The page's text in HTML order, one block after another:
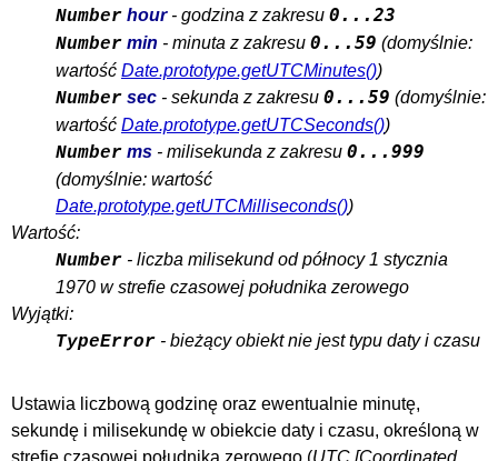
Number hour- godzina z zakresu 0...23
Number min - minuta z zakresu 0...59 (domyślnie:
wartość Date.prototype.getUTCMinutes())
Number sec - sekunda z zakresu 0...59 (domyślnie:
wartość Date.prototype.getUTCSeconds())
Number ms - milisekunda z zakresu 0...999
(domyślnie: wartość
Date.prototype.getUTCMilliseconds())
Wartość:
Number - liczba milisekund od północy 1 stycznia
1970 w strefie czasowej południka zerowego
Wyjątki:
TypeError - bieżący obiekt nie jest typu daty i czasu
Ustawia liczbową godzinę oraz ewentualnie minutę,
sekundę i milisekundę w obiekcie daty i czasu, określoną w